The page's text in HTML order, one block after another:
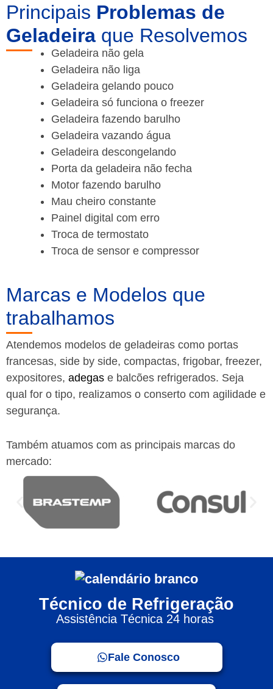
Principais Problemas de
Geladeira que Resolvemos
Geladeira não gela
Geladeira não liga
Geladeira gelando pouco
Geladeira só funciona o freezer
Geladeira fazendo barulho
Geladeira vazando água
Geladeira descongelando
Porta da geladeira não fecha
Motor fazendo barulho
Mau cheiro constante
Painel digital com erro
Troca de termostato
Troca de sensor e compressor
Marcas e Modelos que
trabalhamos
Atendemos modelos de geladeiras como portas
francesas, side by side, compactas, frigobar, freezer,
expositores, adegas e balcões refrigerados. Seja
qual for o tipo, realizamos o conserto com agilidade e
segurança.
Também atuamos com as principais marcas do
mercado:
Técnico de Refrigeração
Assistência Técnica 24 horas
Fale Conosco